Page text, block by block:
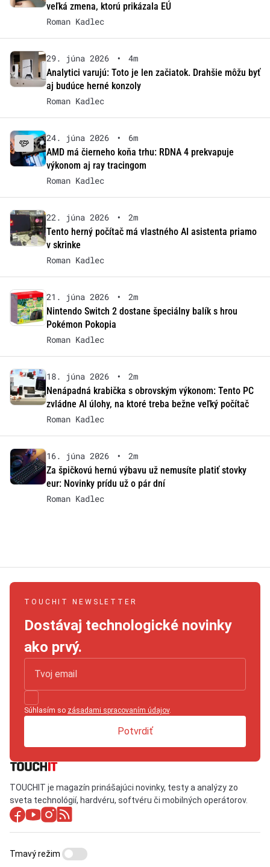
veľká zmena, ktorú prikázala EÚ
Roman Kadlec
29. júna 2026 •
4m
Analytici varujú: Toto je len začiatok. Drahšie môžu byť
aj budúce herné konzoly
Roman Kadlec
24. júna 2026 •
6m
AMD má čierneho koňa trhu: RDNA 4 prekvapuje
výkonom aj ray tracingom
Roman Kadlec
22. júna 2026 •
2m
Tento herný počítač má vlastného AI asistenta priamo
v skrinke
Roman Kadlec
21. júna 2026 •
2m
Nintendo Switch 2 dostane špeciálny balík s hrou
Pokémon Pokopia
Roman Kadlec
18. júna 2026 •
2m
Nenápadná krabička s obrovským výkonom: Tento PC
zvládne AI úlohy, na ktoré treba bežne veľký počítač
Roman Kadlec
16. júna 2026 •
2m
Za špičkovú hernú výbavu už nemusíte platiť stovky
eur: Novinky prídu už o pár dní
Roman Kadlec
TOUCHIT NEWSLETTER
Dostávaj technologické novinky
ako prvý.
Súhlasím so zásadami spracovaním údajov.
Potvrdiť
TOUCHIT je magazín prinášajúci novinky, testy a analýzy zo
sveta technológií, hardvéru, softvéru či mobilných operátorov.
Tmavý režim